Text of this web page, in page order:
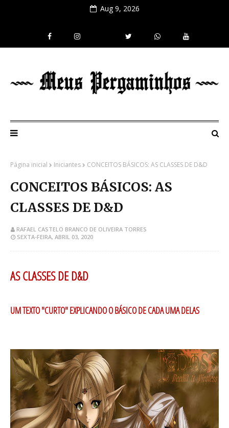
Aug 9, 2026
Página inicial Iniciantes CONCEITOS BÁSICOS: AS CLASSES DE D&D
CONCEITOS BÁSICOS: AS
CLASSES DE D&D
RAFAEL CASTELO BRANCO DE OLIVEIRA TORRES
SEXTA-FEIRA, ABRIL 03, 2020
AS CLASSES DE D&D
UM TEXTO "CURTO" EXPLICANDO O BÁSICO DE CADA UMA DELAS